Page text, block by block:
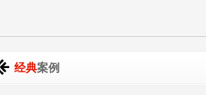
经典案例